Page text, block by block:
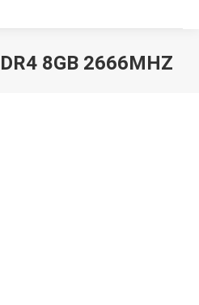
8GB 2666MHZ